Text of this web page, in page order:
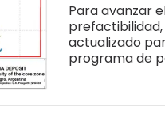
Para avanzar
prefactibilidad,
actualizado
programa de